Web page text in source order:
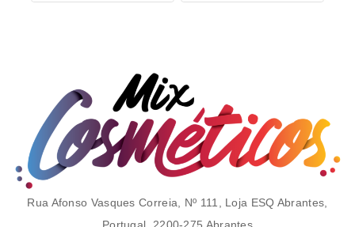
Rua Afonso Vasques Correia, Nº 111, Loja ESQ Abrantes,